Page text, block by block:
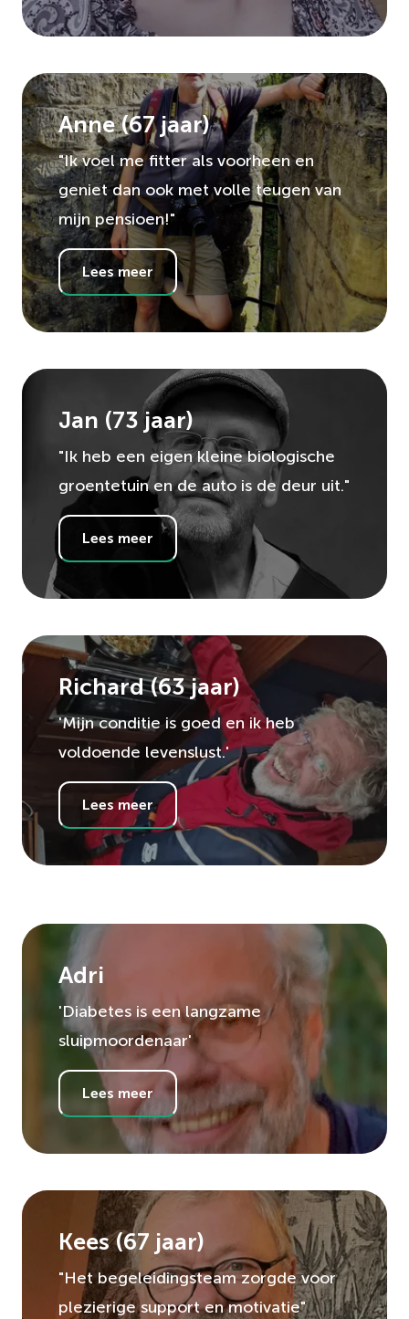
Anne (67jaar)
"Ik voel me fitter als voorheen en
geniet dan ook met volle teugen van
mijn pensioen!"
Lees meer
Jan (73 jaar)
"Ik heb een eigen kleine biologische
groentetuin en de auto is de deur uit."
Lees meer
Richard (63jaar)
'Mijn conditie is goed en ik heb
voldoende levenslust.'
Lees meer
Adri
'Diabetes is een langzame
sluipmoordenaar'
Lees meer
Kees (67 jaar)
"Het begeleidingsteam zorgde voor
plezierige support en motivatie"